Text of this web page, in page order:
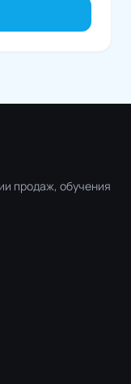
продаж, обучения